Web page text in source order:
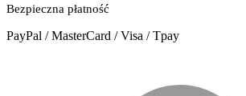
Bezpieczna płatność
PayPal / MasterCard / Visa / Tpay